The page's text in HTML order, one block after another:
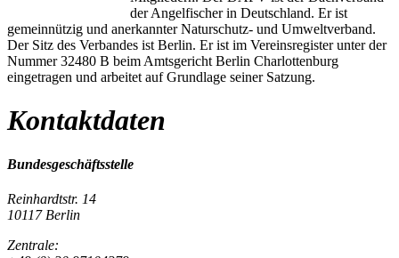
der Angelfischer in Deutschland. Er ist
gemeinnützig und anerkannter Naturschutz- und Umweltverband.
Der Sitz des Verbandes ist Berlin. Er ist im Vereinsregister unter der
Nummer 32480 B beim Amtsgericht Berlin Charlottenburg
eingetragen und arbeitet auf Grundlage seiner Satzung.
Kontaktdaten
Bundesgeschäftsstelle
Reinhardtstr. 14
10117 Berlin
Zentrale: